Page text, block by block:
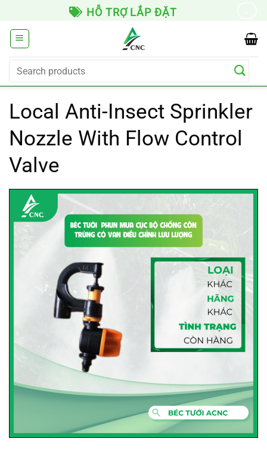
content
GIAO HÀNG TOÀN
Search
Local Anti-Insect Sprinkler
Nozzle With Flow Control
Valve